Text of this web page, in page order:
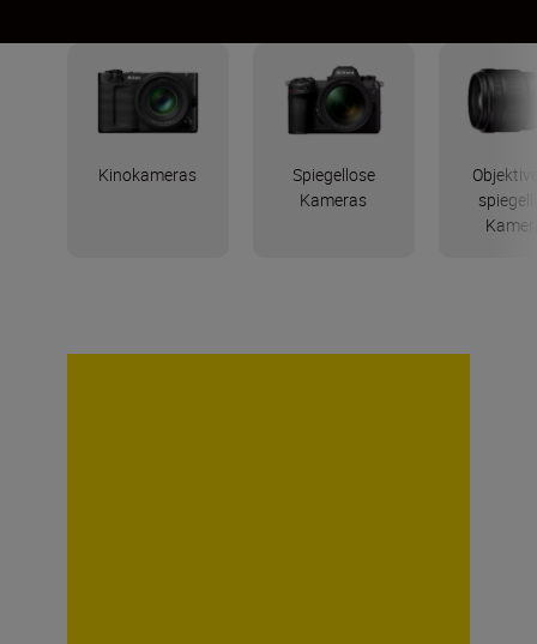
Kinokameras
Spiegellose
Kameras